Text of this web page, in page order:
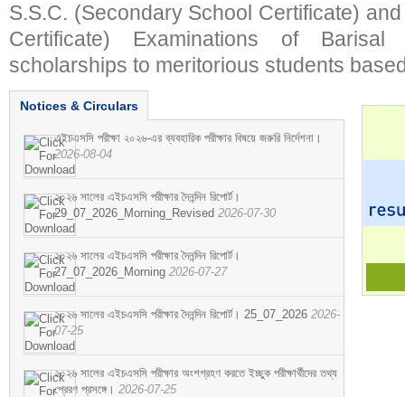
S.S.C. (Secondary School Certificate)
Certificate) Examinations of
scholarships to meritorious students
Notices & Circulars
এইচএসসি পরীক্ষা ২০২৬-এর ব্যবহারিক পরীক্ষার বিষয়ে জরুরি নির্দেশনা।
2026-08-04
২০২৬ সালের এইচএসসি পরীক্ষার দৈনন্দিন রিপোর্ট।
29_07_2026_Morning_Revised 2026-07-30
২০২৬ সালের এইচএসসি পরীক্ষার দৈনন্দিন রিপোর্ট।
27_07_2026_Morning 2026-07-27
২০২৬ সালের এইচএসসি পরীক্ষার দৈনন্দিন রিপোর্ট। 25_07_2026 2026-
07-25
২০২৬ সালের এইচএসসি পরীক্ষার অংশগ্রহণ করতে ইচ্ছুক পরীক্ষার্থীদের তথ্য
প্রেরণ প্রসঙ্গে। 2026-07-25